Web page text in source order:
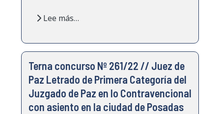
Lee más…
Terna concurso Nº 261/22 // Juez de
Paz Letrado de Primera Categoría del
Juzgado de Paz en lo Contravencional
con asiento en la ciudad de Posadas